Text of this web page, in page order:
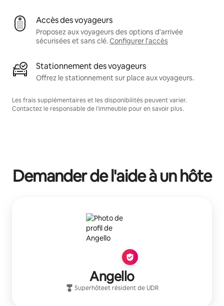
Accès des voyageurs
Proposez aux voyageurs des options d'arrivée
sécurisées et sans clé.Configurer l'accès
Stationnement des voyageurs
Offrez le stationnement sur place aux voyageurs.
Les frais supplémentaires et les disponibilités peuvent varier.
Contactez le responsable de l'immeuble pour en savoir plus.
Demander de l'aide à un hôte
Angello
Superhôteet résident deUDR